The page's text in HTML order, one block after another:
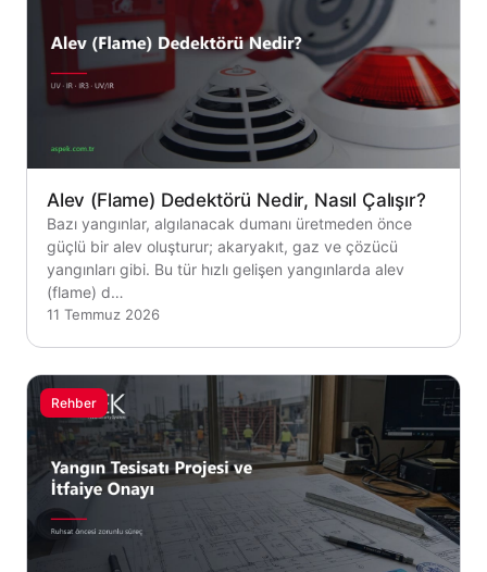
Alev (Flame) Dedektörü Nedir, Nasıl Çalışır?
Bazı yangınlar, algılanacak dumanı üretmeden önce
güçlü bir alev oluşturur; akaryakıt, gaz ve çözücü
yangınları gibi. Bu tür hızlı gelişen yangınlarda alev
(flame) d…
11 Temmuz 2026
Rehber